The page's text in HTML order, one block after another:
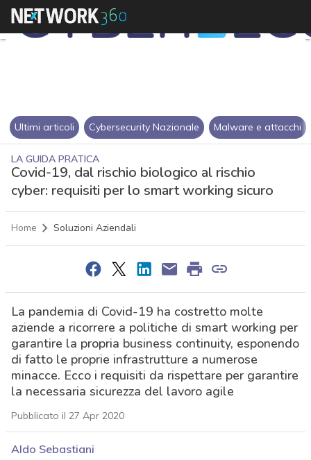
Ultimi articoli Cybersecurity Nazionale Malware e attacchi
LA GUIDA PRATICA
Covid-19, dal rischio biologico al rischio
cyber: requisiti per lo smart working sicuro
Home Soluzioni Aziendali
La pandemia di Covid-19 ha costretto molte
aziende a ricorrere a politiche di smart working per
garantire la propria business continuity, esponendo
di fatto le proprie infrastrutture a numerose
minacce. Ecco i requisiti da rispettare per garantire
la necessaria sicurezza del lavoro agile
Pubblicato il 27 Apr 2020
Aldo Sebastiani